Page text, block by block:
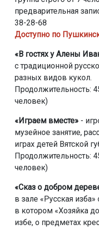
предварительная
38-28-68
Доступно по
«В гостях у Алены
с традиционной
разных видов кукол.
Продолжительность:
человек)
«Играем вместе» -
музейное занятие,
играх детей Вятской
Продолжительность:
человек)
«Сказ о добром
в зале «Русская
в котором «Хозяйка
избе, о предметах